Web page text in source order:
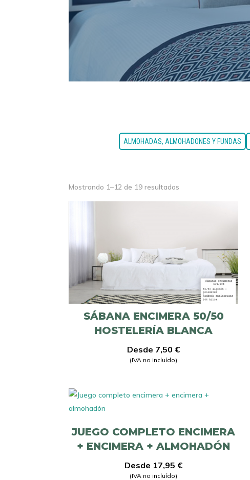
ALMOHADAS, ALMOHADONES Y FUNDAS
Mostrando 1–12 de 19 resultados
SÁBANA ENCIMERA 50/50
HOSTELERÍA BLANCA
Desde 7,50 €
(IVA no incluído)
JUEGO COMPLETO ENCIMERA
+ ENCIMERA + ALMOHADÓN
Desde 17,95 €
(IVA no incluído)